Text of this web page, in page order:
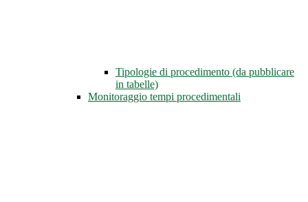
Tipologie di procedimento (da pubblicare
in tabelle)
Monitoraggio tempi procedimentali